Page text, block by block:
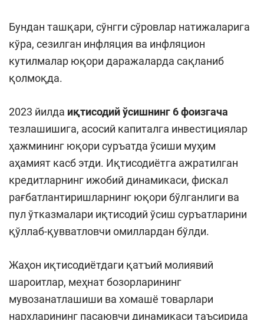
Бундан ташқари, сўнгги сўровлар натижаларига
кўра, сезилган инфляция ва инфляцион
кутилмалар юқори даражаларда сақланиб
қолмоқда.
2023 йилда иқтисодий ўсишнинг6 фоизгача
тезлашишига, асосий капиталга инвестициялар
ҳажмининг юқори суръатда ўсиши муҳим
аҳамият касб этди. Иқтисодиётга ажратилган
кредитларнинг ижобий динамикаси, фискал
рағбатлантиришларнинг юқори бўлганлиги ва
пул ўтказмалари иқтисодий ўсиш суръатларини
қўллаб-қувватловчи омиллардан бўлди.
Жаҳон иқтисодиётдаги қатъий молиявий
шароитлар, меҳнат бозорларининг
мувозанатлашиши ва хомашё товарлари
нархларининг пасаювчи динамикаси таъсирида